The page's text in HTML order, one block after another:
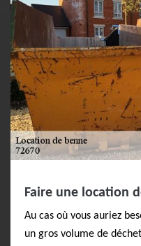
Faire une location
Au cas où vous auriez
un gros volume de